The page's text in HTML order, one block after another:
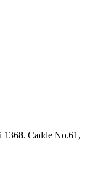
1368. Cadde No.61,